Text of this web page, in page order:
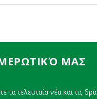
ΜΑΣ
τα τελευταία νέα και τις